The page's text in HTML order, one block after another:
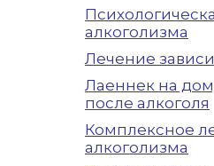
алкоголизма
Лечение
Лаеннек на
после алкоголя
Комплексное
алкоголизма